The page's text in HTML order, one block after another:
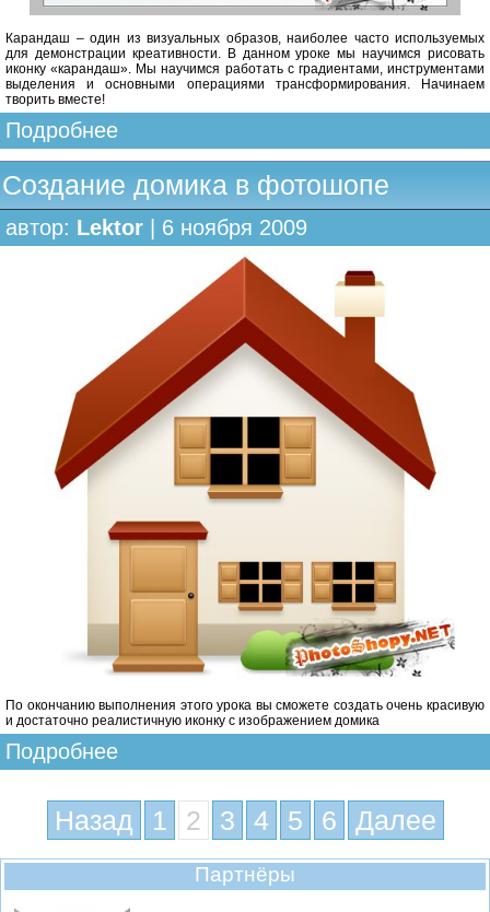
Карандаш – один из визуальных образов, наиболее часто используемых
для демонстрации креативности. В данном уроке мы научимся рисовать
иконку «карандаш». Мы научимся работать с градиентами, инструментами
выделения и основными операциями трансформирования. Начинаем
творить вместе!
Подробнее
Создание домика в фотошопе
автор: Lektor | 6 ноября 2009
По окончанию выполнения этого урока вы сможете создать очень красивую
и достаточно реалистичную иконку с изображением домика
Подробнее
Назад 1 2 3 4 5 6 Далее
Партнёры